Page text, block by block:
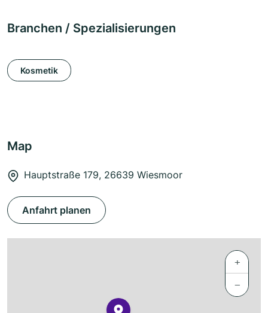
Branchen / Spezialisierungen
Kosmetik
Map
Hauptstraße 179, 26639 Wiesmoor
Anfahrt planen
+
−